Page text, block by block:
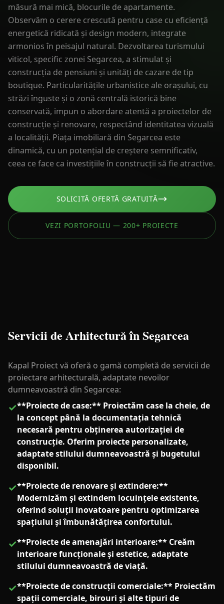
măsură mai mică, blocurile de apartamente.
Observăm o cerere crescută pentru case cu eficiență
energetică ridicată și design modern, integrate
armonios în peisajul natural. Dezvoltarea turismului
viticol, specific zonei Segarcea, a stimulat și
construcția de pensiuni și unități de cazare de tip
boutique. Particularitățile urbanistice ale orașului, cu
străzi înguste și o zonă centrală istorică bine
conservată, impun o abordare atentă a proiectelor de
construcție și renovare, respectând identitatea vizuală
a localității. Piața imobiliară din Segarcea este
dinamică, cu un potențial de creștere semnificativ,
ceea ce face ca investițiile în construcții să fie atractive.
SOLICITĂ OFERTĂ GRATUITĂ
VEZI PORTOFOLIU — 200+ PROIECTE
Servicii de Arhitectură în Segarcea
Kapal Proiect vă oferă o gamă completă de servicii de
proiectare arhitecturală, adaptate nevoilor
dumneavoastră din Segarcea:
✓**Proiecte de case:** Proiectăm case la cheie, de
la concept până la documentația tehnică
necesară pentru obținerea autorizației de
construcție. Oferim proiecte personalizate,
adaptate stilului dumneavoastră și bugetului
disponibil.
✓**Proiecte de renovare și extindere:**
Modernizăm și extindem locuințele existente,
oferind soluții inovatoare pentru optimizarea
spațiului și îmbunătățirea confortului.
✓**Proiecte de amenajări interioare:** Creăm
interioare funcționale și estetice, adaptate
stilului dumneavoastră de viață.
✓**Proiecte de construcții comerciale:** Proiectăm
spații comerciale, birouri și alte tipuri de